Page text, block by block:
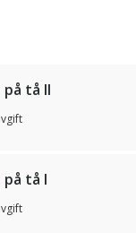
tå II
på tå I